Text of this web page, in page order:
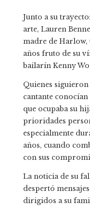
Junto a su
arte, Lauren
madre de Harlow,
años fruto de su
bailarín Kenny
Quienes
cantante
que ocupaba su
prioridades
especialmente
años, cuando
con sus
La noticia de su
despertó
dirigidos a su